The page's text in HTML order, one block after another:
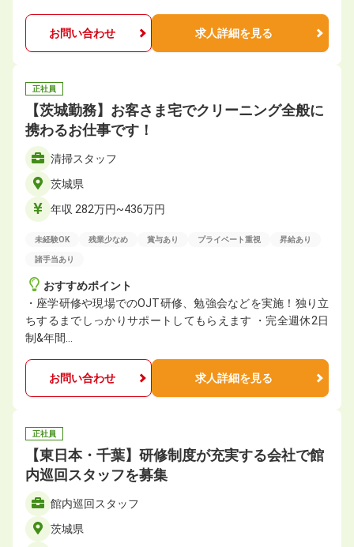
お問い合わせ 求人詳細を見る
正社員
【茨城勤務】お客さま宅でクリーニング全般に
携わるお仕事です！
清掃スタッフ
茨城県
年収 282万円~436万円
未経験OK 残業少なめ 賞与あり プライベート重視 昇給あり
諸手当あり
おすすめポイント
・座学研修や現場でのOJT研修、勉強会などを実施！独り立
ちするまでしっかりサポートしてもらえます ・完全週休2日
制&年間…
お問い合わせ 求人詳細を見る
正社員
【東日本・千葉】研修制度が充実する会社で館
内巡回スタッフを募集
館内巡回スタッフ
茨城県